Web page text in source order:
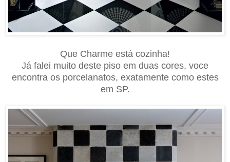
Que Charme está cozinha!
Já falei muito deste piso em duas cores, voce
encontra os porcelanatos, exatamente como estes
em SP.